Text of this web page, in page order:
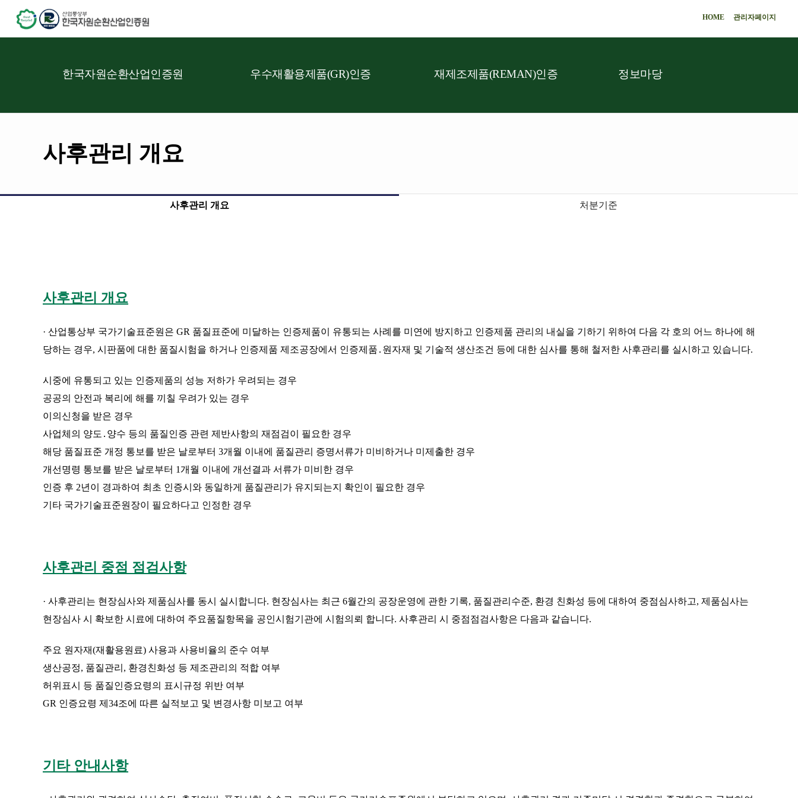
HOME 관리자페이지
한국자원순환산업인증원 우수재활용제품(GR)인증 재제조제품(REMAN)인증 정보마당
사후관리 개요
사후관리 개요 처분기준
사후관리 개요
· 산업통상부 국가기술표준원은 GR 품질표준에 미달하는 인증제품이 유통되는 사례를 미연에 방지하고 인증제품 관리의 내실을 기하기 위하여 다음 각 호의 어느 하나에 해
당하는 경우, 시판품에 대한 품질시험을 하거나 인증제품 제조공장에서 인증제품․원자재 및 기술적 생산조건 등에 대한 심사를 통해 철저한 사후관리를 실시하고 있습니다.
시중에 유통되고 있는 인증제품의 성능 저하가 우려되는 경우
공공의 안전과 복리에 해를 끼칠 우려가 있는 경우
이의신청을 받은 경우
사업체의 양도․양수 등의 품질인증 관련 제반사항의 재점검이 필요한 경우
해당 품질표준 개정 통보를 받은 날로부터 3개월 이내에 품질관리 증명서류가 미비하거나 미제출한 경우
개선명령 통보를 받은 날로부터 1개월 이내에 개선결과 서류가 미비한 경우
인증 후 2년이 경과하여 최초 인증시와 동일하게 품질관리가 유지되는지 확인이 필요한 경우
기타 국가기술표준원장이 필요하다고 인정한 경우
사후관리 중점 점검사항
· 사후관리는 현장심사와 제품심사를 동시 실시합니다. 현장심사는 최근 6월간의 공장운영에 관한 기록, 품질관리수준, 환경 친화성 등에 대하여 중점심사하고, 제품심사는
현장심사 시 확보한 시료에 대하여 주요품질항목을 공인시험기관에 시험의뢰 합니다. 사후관리 시 중점점검사항은 다음과 같습니다.
주요 원자재(재활용원료) 사용과 사용비율의 준수 여부
생산공정, 품질관리, 환경친화성 등 제조관리의 적합 여부
허위표시 등 품질인증요령의 표시규정 위반 여부
GR 인증요령 제34조에 따른 실적보고 및 변경사항 미보고 여부
기타 안내사항